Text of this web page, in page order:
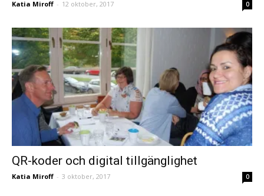
Katia Miroff - 12 oktober, 2017 0
QR-koder och digital tillgänglighet
Katia Miroff - 3 oktober, 2017 0